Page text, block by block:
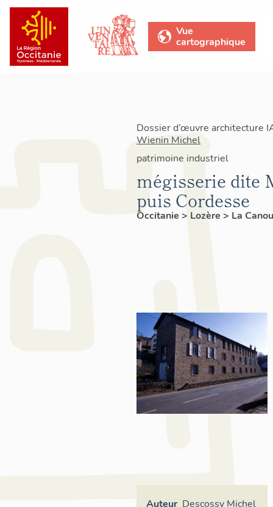
Vue
cartographique
Dossier d’œuvre architecture
Wienin Michel
patrimoine industriel
mégisserie dite
puis Cordesse
Occitanie > Lozère > La
Auteur Descossy Michel